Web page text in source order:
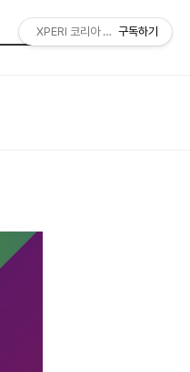
XPERI 코리아 공식 블로그
구독하기